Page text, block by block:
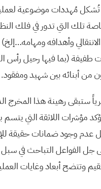
مُهددات موضوعية
تلك التي تدور في فلك
وأهدافه
طفيفة (بما فيها رحيل رأس
من أبنائه بين شهيد ومفقود.
ستبقى رهينة هذا المخرج
مؤشرات اللاثقة التي
وجود ضمانات حقيقة
الفواعل التباحث في سبل
وتتضح أبعاد وغايات